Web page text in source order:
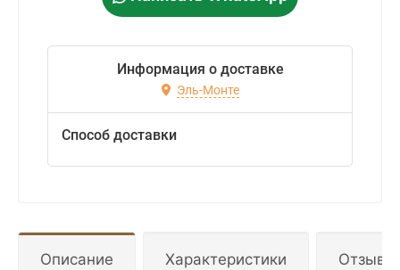
Информация о доставке
Эль-Монте
Способ доставки
Описание Характеристики